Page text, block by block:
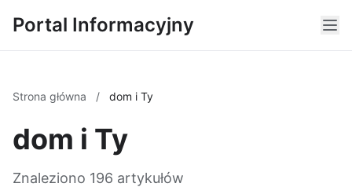
Portal Informacyjny
Strona główna / dom i Ty
dom i Ty
Znaleziono 196 artykułów